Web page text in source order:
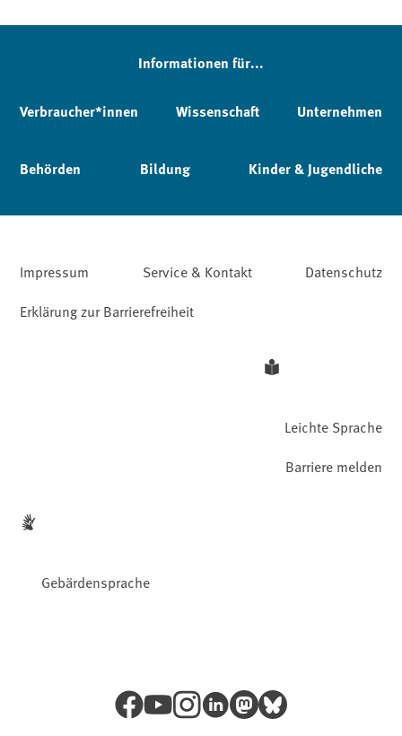
Informationen für...
Verbraucher*innen Wissenschaft Unternehmen
Behörden Bildung Kinder & Jugendliche
Impressum Service & Kontakt
Datenschutz
Erklärung zur Barrierefreiheit
Leichte Sprache
Gebärdensprache
Barriere melden